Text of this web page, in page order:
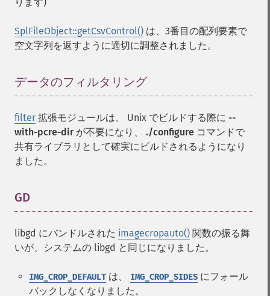
SplFileObject::getCsvControl() は、3番目の配列要素で
空文字列を返すように適切に調整されました。
データのフィルタリング¶
filter 拡張モジュールは、 Unix でビルドする際に --
with-pcre-dirが不要になり、 ./configure コマンドで
共有ライブラリとして確実にビルドされるようになり
ました。
GD
libgd にバンドルされた imagecropauto() 関数の振る舞
いが、システムの libgd と同じになりました。
IMG_CROP_DEFAULT は、 IMG_CROP_SIDES にフォール
バックしなくなりました。